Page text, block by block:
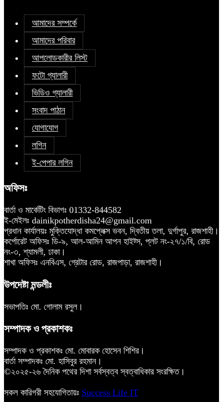
আমাদের সম্পর্কে
আমাদের পরিবার
আপলোডকারীর লিস্ট
ফটো গ্যালারী
ভিডিও গ্যালারী
সংবাদ পাঠান
যোগাযোগ
লগিন
ই-পেপার লগিন
অফিসঃ
বার্তা ও মার্কেটিং বিভাগঃ 01332-844582
ই-মেইলঃ dainikpotherdisha24@gmail.com
প্রধান কার্যালয়ঃ মুক্তিযোদ্ধা কমপ্লেক্স ভবন, দ্বিতীয় তলা, দুর্গাপুর, রাজশাহী।
কর্পোরেট অফিসঃ ডি-৯, আল-আমিন আপন হাইট্স, প্লট নং-২৭/১/বি, রোড
নং-৩, শ্যামলী, ঢাকা।
শাখা অফিসঃ এনবিএস, গ্রেটার রোড, রাজপাড়া, রাজশাহী।
উপদেষ্টা মন্ডলীঃ
সভাপতিঃ মো. গোলাম রসুল।
সম্পাদক ও প্রকাশকঃ
সম্পাদক ও প্রকাশকঃ মো. মোবারক হোসেন শিশির।
বার্তা সম্পাদকঃ মো. হাসিবুর রহমান।
©২০২৫-২৬ দৈনিক পথের দিশা সর্বস্বত্ব স্বত্বাধিকার সংরক্ষিত।
সকল কারিগরী সহযোগিতায়ঃ Success Life IT